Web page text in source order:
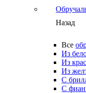
Назад
Все
Из
Из
Из
С
С